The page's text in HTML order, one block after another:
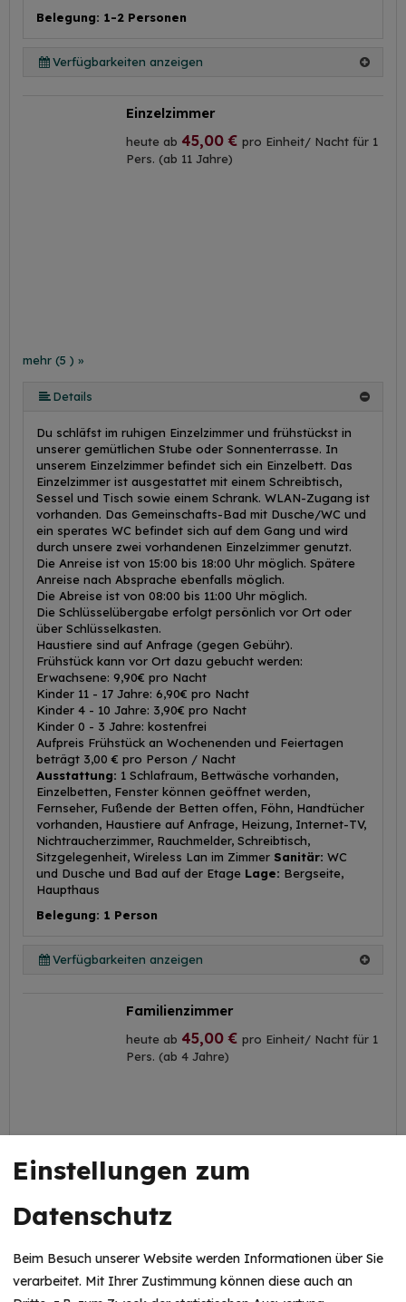
Belegung: 1-2 Personen
Verfügbarkeiten anzeigen
mehr (5 ) »
mehr (5 ) »
Einzelzimmer
heute ab 45,00 € pro Einheit/ Nacht für 1
Pers. (ab 11 Jahre)
Details
Du schläfst im ruhigen Einzelzimmer und frühstückst in
unserer gemütlichen Stube oder Sonnenterrasse. In
unserem Einzelzimmer befindet sich ein Einzelbett. Das
Einzelzimmer ist ausgestattet mit einem Schreibtisch,
Sessel und Tisch sowie einem Schrank. WLAN-Zugang ist
vorhanden. Das Gemeinschafts-Bad mit Dusche/WC und
ein sperates WC befindet sich auf dem Gang und wird
durch unsere zwei vorhandenen Einzelzimmer genutzt.
Die Anreise ist von 15:00 bis 18:00 Uhr möglich. Spätere
Anreise nach Absprache ebenfalls möglich.
Die Abreise ist von 08:00 bis 11:00 Uhr möglich.
Die Schlüsselübergabe erfolgt persönlich vor Ort oder
über Schlüsselkasten.
Haustiere sind auf Anfrage (gegen Gebühr).
Frühstück kann vor Ort dazu gebucht werden:
Erwachsene: 9,90€ pro Nacht
Kinder 11 - 17 Jahre: 6,90€ pro Nacht
Kinder 4 - 10 Jahre: 3,90€ pro Nacht
Kinder 0 - 3 Jahre: kostenfrei
Aufpreis Frühstück an Wochenenden und Feiertagen
beträgt 3,00 € pro Person / Nacht
Ausstattung: 1 Schlafraum, Bettwäsche vorhanden,
Einzelbetten, Fenster können geöffnet werden,
Fernseher, Fußende der Betten offen, Föhn, Handtücher
vorhanden, Haustiere auf Anfrage, Heizung, Internet-TV,
Nichtraucherzimmer, Rauchmelder, Schreibtisch,
Sitzgelegenheit, Wireless Lan im Zimmer Sanitär: WC
und Dusche und Bad auf der Etage Lage: Bergseite,
Haupthaus
Belegung: 1 Person
Verfügbarkeiten anzeigen
mehr (6 ) »
mehr (6 ) »
mehr (6 ) »
Familienzimmer
heute ab 45,00 € pro Einheit/ Nacht für 1
Pers. (ab 4 Jahre)
Einstellungen zum
Datenschutz
Beim Besuch unserer Website werden Informationen über Sie
verarbeitet. Mit Ihrer Zustimmung können diese auch an